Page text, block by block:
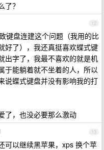
了？
12
键盘连建这个问题（我用的比
好了），我还真挺喜欢蝶式键
出字了，我最不喜欢的就是机
于能躺着就不坐着的人，所以
说蝶式键盘并没有影响我的打
了，也没必要那么激动
13
可以继续黑苹果，xps 换个苹